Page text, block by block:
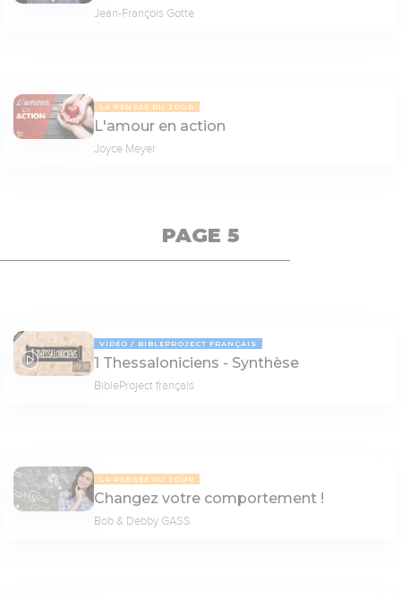
Jean-François Gotte
LA PENSÉE DU JOUR
L'amour en action
Joyce Meyer
PAGE 5
07:18
VIDÉO BIBLEPROJECT FRANÇAIS
1 Thessaloniciens - Synthèse
BibleProject français
LA PENSÉE DU JOUR
Changez votre comportement !
Bob & Debby GASS